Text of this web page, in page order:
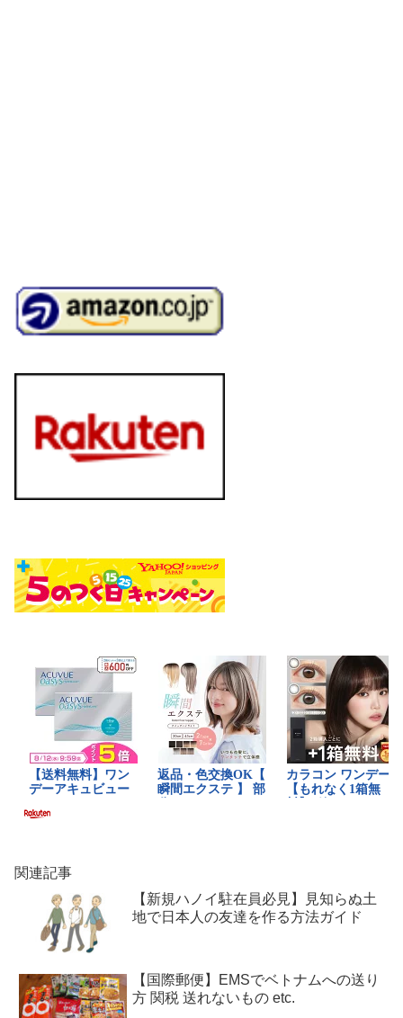
関連記事
【新規ハノイ駐在員必見】見知らぬ土
地で日本人の友達を作る方法ガイド
【国際郵便】EMSでベトナムへの送り
方 関税 送れないもの etc.